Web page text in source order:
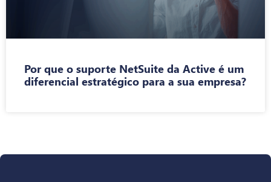
Por que o suporte NetSuite da Active é um
diferencial estratégico para a sua empresa?